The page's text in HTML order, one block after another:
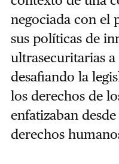
negociada con el
sus políticas de
ultrasecuritarias
desafiando la
los derechos de
enfatizaban
derechos